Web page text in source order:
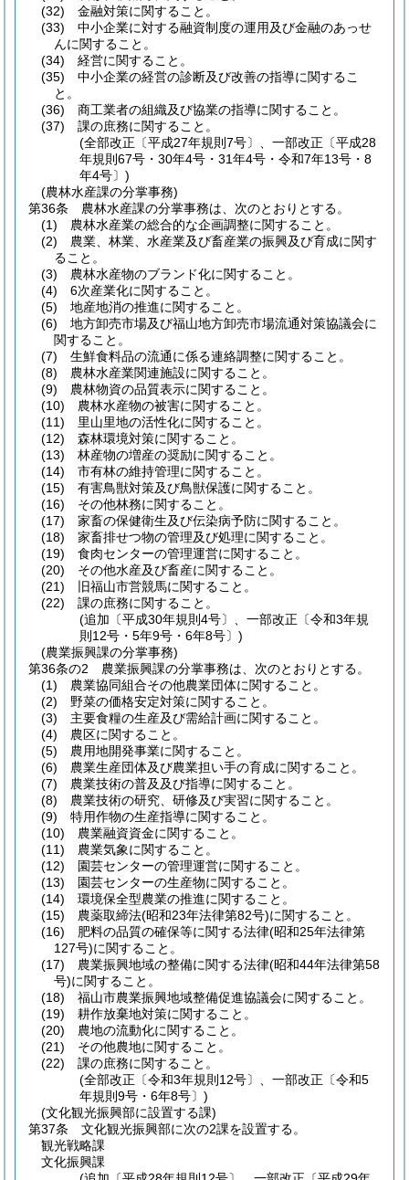
(32)
金融対策に関すること。
(33)
中小企業に対する融資制度の運用及び金融のあっせ
んに関すること。
(34)
経営に関すること。
(35)
中小企業の経営の診断及び改善の指導に関するこ
と。
(36)
商工業者の組織及び協業の指導に関すること。
(37)
課の庶務に関すること。
(全部改正〔平成27年規則7号〕、一部改正〔平成28
年規則67号・30年4号・31年4号・令和7年13号・8
年4号〕)
(農林水産課の分掌事務)
第36条
農林水産課の分掌事務は、次のとおりとする。
(1)
農林水産業の総合的な企画調整に関すること。
(2)
農業、林業、水産業及び畜産業の振興及び育成に関す
ること。
(3)
農林水産物のブランド化に関すること。
(4)
6次産業化に関すること。
(5)
地産地消の推進に関すること。
(6)
地方卸売市場及び福山地方卸売市場流通対策協議会に
関すること。
(7)
生鮮食料品の流通に係る連絡調整に関すること。
(8)
農林水産業関連施設に関すること。
(9)
農林物資の品質表示に関すること。
(10)
農林水産物の被害に関すること。
(11)
里山里地の活性化に関すること。
(12)
森林環境対策に関すること。
(13)
林産物の増産の奨励に関すること。
(14)
市有林の維持管理に関すること。
(15)
有害鳥獣対策及び鳥獣保護に関すること。
(16)
その他林務に関すること。
(17)
家畜の保健衛生及び伝染病予防に関すること。
(18)
家畜排せつ物の管理及び処理に関すること。
(19)
食肉センターの管理運営に関すること。
(20)
その他水産及び畜産に関すること。
(21)
旧福山市営競馬に関すること。
(22)
課の庶務に関すること。
(追加〔平成30年規則4号〕、一部改正〔令和3年規
則12号・5年9号・6年8号〕)
(農業振興課の分掌事務)
第36条の2
農業振興課の分掌事務は、次のとおりとする。
(1)
農業協同組合その他農業団体に関すること。
(2)
野菜の価格安定対策に関すること。
(3)
主要食糧の生産及び需給計画に関すること。
(4)
農区に関すること。
(5)
農用地開発事業に関すること。
(6)
農業生産団体及び農業担い手の育成に関すること。
(7)
農業技術の普及及び指導に関すること。
(8)
農業技術の研究、研修及び実習に関すること。
(9)
特用作物の生産指導に関すること。
(10)
農業融資資金に関すること。
(11)
農業気象に関すること。
(12)
園芸センターの管理運営に関すること。
(13)
園芸センターの生産物に関すること。
(14)
環境保全型農業の推進に関すること。
(15)
農薬取締法(昭和23年法律第82号)に関すること。
(16)
肥料の品質の確保等に関する法律(昭和25年法律第
127号)に関すること。
(17)
農業振興地域の整備に関する法律(昭和44年法律第58
号)に関すること。
(18)
福山市農業振興地域整備促進協議会に関すること。
(19)
耕作放棄地対策に関すること。
(20)
農地の流動化に関すること。
(21)
その他農地に関すること。
(22)
課の庶務に関すること。
(全部改正〔令和3年規則12号〕、一部改正〔令和5
年規則9号・6年8号〕)
(文化観光振興部に設置する課)
第37条
文化観光振興部に次の2課を設置する。
観光戦略課
文化振興課